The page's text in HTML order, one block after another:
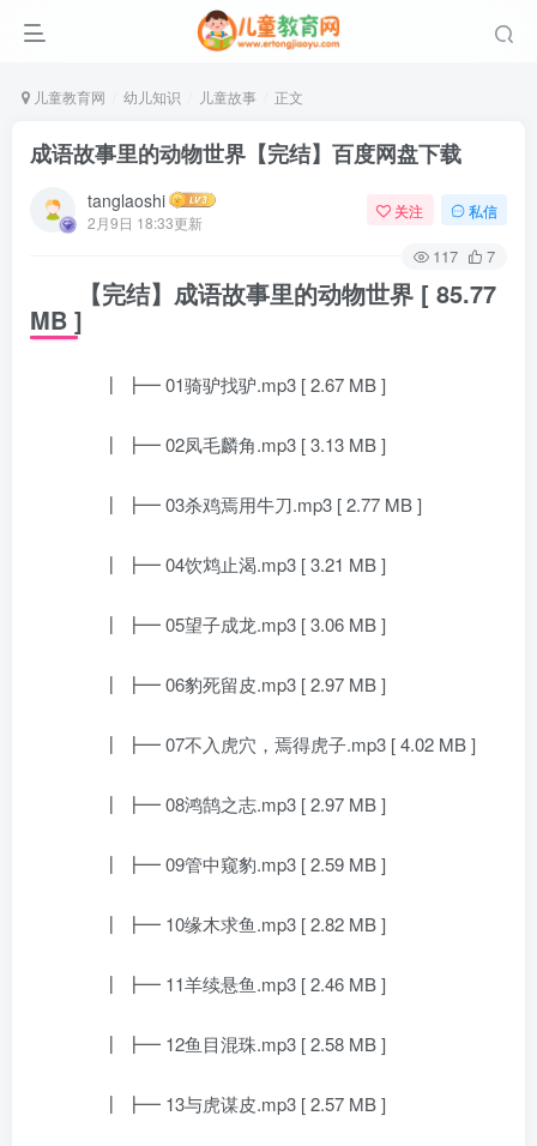
儿童教育网 幼儿知识 儿童故事 正文
成语故事里的动物世界【完结】百度网盘下载
tanglaoshi
2月9日 18:33更新
关注 私信
117 7
【完结】成语故事里的动物世界 [ 85.77
MB ]
┃ ┣━ 01骑驴找驴.mp3 [ 2.67 MB ]
┃ ┣━ 02凤毛麟角.mp3 [ 3.13 MB ]
┃ ┣━ 03杀鸡焉用牛刀.mp3 [ 2.77 MB ]
┃ ┣━ 04饮鸩止渴.mp3 [ 3.21 MB ]
┃ ┣━ 05望子成龙.mp3 [ 3.06 MB ]
┃ ┣━ 06豹死留皮.mp3 [ 2.97 MB ]
┃ ┣━ 07不入虎穴，焉得虎子.mp3 [ 4.02 MB ]
┃ ┣━ 08鸿鹄之志.mp3 [ 2.97 MB ]
┃ ┣━ 09管中窥豹.mp3 [ 2.59 MB ]
┃ ┣━ 10缘木求鱼.mp3 [ 2.82 MB ]
┃ ┣━ 11羊续悬鱼.mp3 [ 2.46 MB ]
┃ ┣━ 12鱼目混珠.mp3 [ 2.58 MB ]
┃ ┣━ 13与虎谋皮.mp3 [ 2.57 MB ]